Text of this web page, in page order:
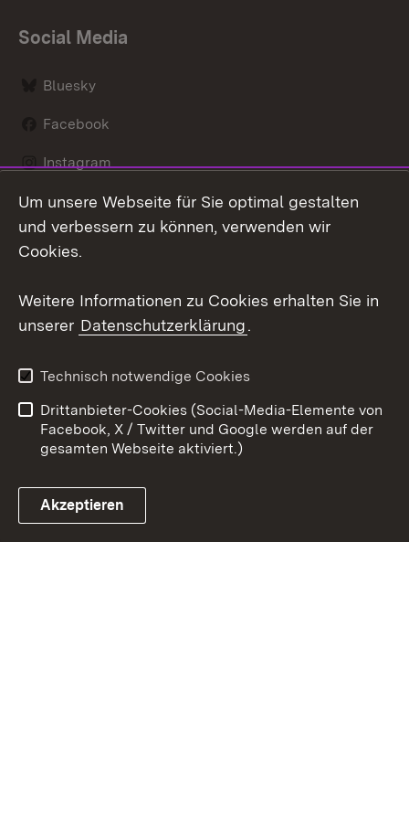
Social Media
Bluesky
Facebook
Instagram
LinkedIn
Link zum Landesportal
Datenschutz
Barrierefreiheit
Impressum
Cookies
Um unsere Webseite für Sie optimal gestalten
und verbessern zu können, verwenden wir
Cookies.
Weitere Informationen zu Cookies erhalten Sie in
unserer Datenschutzerklärung.
Technisch notwendige Cookies
Drittanbieter-Cookies (Social-Media-Elemente von
Facebook, X / Twitter und Google werden auf der
gesamten Webseite aktiviert.)
Akzeptieren